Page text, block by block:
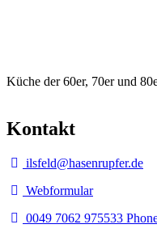
Küche der 60er, 70er und
Kontakt
ilsfeld@hasenrupfer.de
Webformular
0049 7062 975533